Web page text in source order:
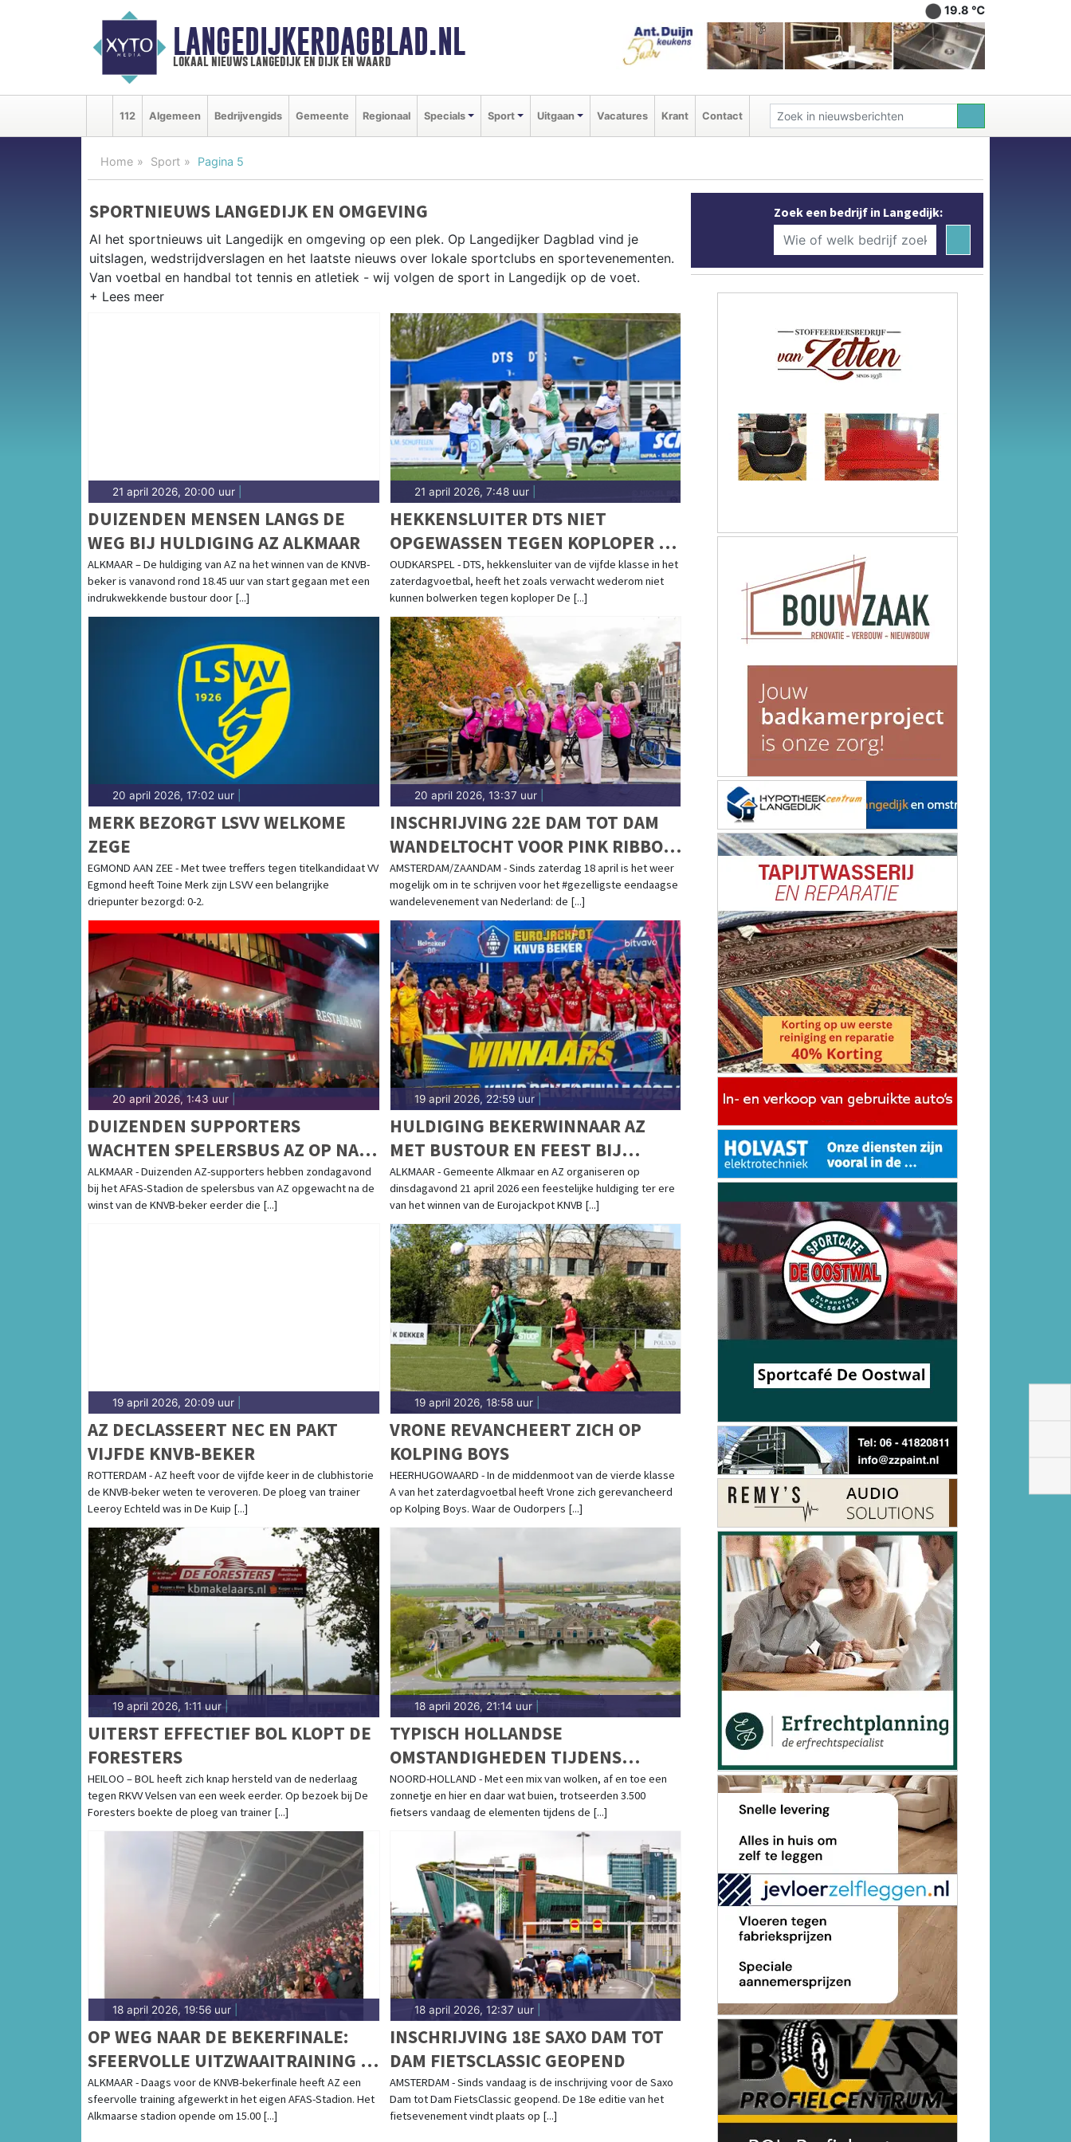
LANGEDIJKERDAGBLAD.NL
lokaal nieuws langedijk en dijk en waard
19.8 ℃
112 Algemeen Bedrijvengids Gemeente Regionaal Specials Sport Uitgaan Vacatures Krant Contact
Home Sport Pagina 5
SPORTNIEUWS LANGEDIJK EN OMGEVING
Al het sportnieuws uit Langedijk en omgeving op een plek. Op Langedijker Dagblad vind je
uitslagen, wedstrijdverslagen en het laatste nieuws over lokale sportclubs en sportevenementen.
Van voetbal en handbal tot tennis en atletiek - wij volgen de sport in Langedijk op de voet.
Van VV Langedijk en SC Broek op Langedijk tot korfbal en fietsen langs de polderwegen en het
Noord-Hollands Kanaal — sport in Langedijk is dorps en actief. Blijf op de hoogte van alle
21 april 2026, 20:00 uur
DUIZENDEN MENSEN LANGS DE
WEG BIJ HULDIGING AZ ALKMAAR
ALKMAAR – De huldiging van AZ na het winnen van de KNVB-
beker is vanavond rond 18.45 uur van start gegaan met een
indrukwekkende bustour door [...]
21 april 2026, 7:48 uur|
HEKKENSLUITER DTS NIET
OPGEWASSEN TEGEN KOPLOPER DE
VOLEWIJCKERS
OUDKARSPEL - DTS, hekkensluiter van de vijfde klasse in het
zaterdagvoetbal, heeft het zoals verwacht wederom niet
kunnen bolwerken tegen koploper De [...]
20 april 2026, 17:02 uur
MERK BEZORGT LSVV WELKOME
ZEGE
EGMOND AAN ZEE - Met twee treffers tegen titelkandidaat VV
Egmond heeft Toine Merk zijn LSVV een belangrijke
driepunter bezorgd: 0-2.
20 april 2026, 13:37 uur|
INSCHRIJVING 22E DAM TOT DAM
WANDELTOCHT VOOR PINK RIBBON
OPEN
AMSTERDAM/ZAANDAM - Sinds zaterdag 18 april is het weer
mogelijk om in te schrijven voor het #gezelligste eendaagse
wandelevenement van Nederland: de [...]
20 april 2026, 1:43 uur
DUIZENDEN SUPPORTERS
WACHTEN SPELERSBUS AZ OP NA
BEKERWINST
ALKMAAR - Duizenden AZ-supporters hebben zondagavond
bij het AFAS-Stadion de spelersbus van AZ opgewacht na de
winst van de KNVB-beker eerder die [...]
19 april 2026, 22:59 uur|
HULDIGING BEKERWINNAAR AZ
MET BUSTOUR EN FEEST BIJ
STADION
ALKMAAR - Gemeente Alkmaar en AZ organiseren op
dinsdagavond 21 april 2026 een feestelijke huldiging ter ere
van het winnen van de Eurojackpot KNVB [...]
19 april 2026, 20:09 uur
AZ DECLASSEERT NEC EN PAKT
VIJFDE KNVB-BEKER
ROTTERDAM - AZ heeft voor de vijfde keer in de clubhistorie
de KNVB-beker weten te veroveren. De ploeg van trainer
Leeroy Echteld was in De Kuip [...]
19 april 2026, 18:58 uur|
VRONE REVANCHEERT ZICH OP
KOLPING BOYS
HEERHUGOWAARD - In de middenmoot van de vierde klasse
A van het zaterdagvoetbal heeft Vrone zich gerevancheerd
op Kolping Boys. Waar de Oudorpers [...]
19 april 2026, 1:11 uur
UITERST EFFECTIEF BOL KLOPT DE
FORESTERS
HEILOO – BOL heeft zich knap hersteld van de nederlaag
tegen RKVV Velsen van een week eerder. Op bezoek bij De
Foresters boekte de ploeg van trainer [...]
18 april 2026, 21:14 uur|
TYPISCH HOLLANDSE
OMSTANDIGHEDEN TIJDENS
LENTEKLASSIEKER RONDE VAN
NOORD-HOLLAND
NOORD-HOLLAND - Met een mix van wolken, af en toe een
zonnetje en hier en daar wat buien, trotseerden 3.500
fietsers vandaag de elementen tijdens de [...]
18 april 2026, 19:56 uur
OP WEG NAAR DE BEKERFINALE:
SFEERVOLLE UITZWAAITRAINING IN
AFAS-STADION
ALKMAAR - Daags voor de KNVB-bekerfinale heeft AZ een
sfeervolle training afgewerkt in het eigen AFAS-Stadion. Het
Alkmaarse stadion opende om 15.00 [...]
18 april 2026, 12:37 uur|
INSCHRIJVING 18E SAXO DAM TOT
DAM FIETSCLASSIC GEOPEND
AMSTERDAM - Sinds vandaag is de inschrijving voor de Saxo
Dam tot Dam FietsClassic geopend. De 18e editie van het
fietsevenement vindt plaats op [...]
Zoek een bedrijf in Langedijk: